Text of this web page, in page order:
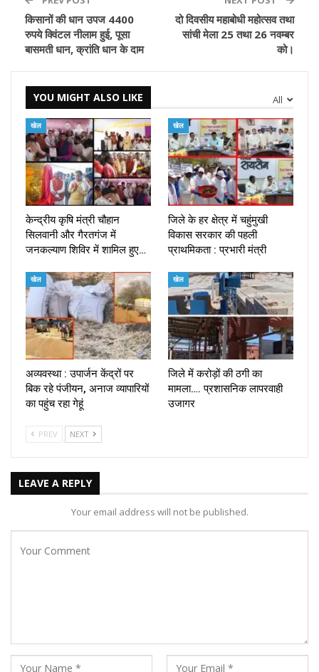
किसानों की धान उपज 4400
रुपये क्विंटल नीलाम हुई, पूसा
बासमती धान, क्रांति धान के दाम
दो दिवसीय महाबोधी महोत्सव तथा
सांची मेला 25 तथा 26 नवम्बर
को।
All
YOU MIGHT ALSO LIKE
खेल
केन्द्रीय कृषि मंत्री चौहान
सिलवानी और गैरतगंज में
जनकल्याण शिविर में शामिल हुए…
खेल
जिले के हर क्षेत्र में चहुंमुखी
विकास सरकार की पहली
प्राथमिकता : प्रभारी मंत्री
खेल
अव्यवस्था : उपार्जन केंद्रों पर
बिक रहे पंजीयन, अनाज व्यापारियों
का पहुंच रहा गेहूं
खेल
जिले में करोड़ों की ठगी का
मामला…. प्रशासनिक लापरवाही
उजागर
PREV NEXT
LEAVE A REPLY
Your email address will not be published.